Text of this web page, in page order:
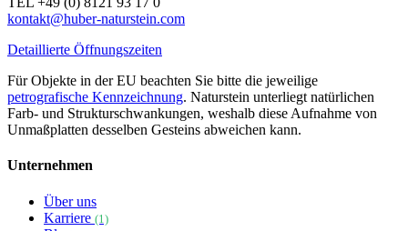
kontakt@huber-naturstein.com
Detaillierte Öffnungszeiten
Für Objekte in der EU beachten Sie bitte die jeweilige
petrografische Kennzeichnung. Naturstein unterliegt natürlichen
Farb- und Strukturschwankungen, weshalb diese Aufnahme von
Unmaßplatten desselben Gesteins abweichen kann.
Unternehmen
Über uns
Karriere (1)